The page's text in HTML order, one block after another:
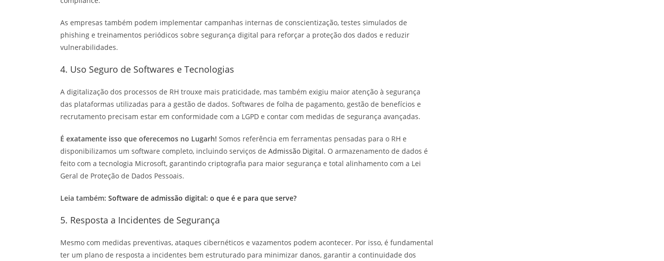
As empresas também podem implementar campanhas internas de conscientização, testes simulados de
phishing e treinamentos periódicos sobre segurança digital para reforçar a proteção dos dados e reduzir
vulnerabilidades.
4. Uso Seguro de Softwares e Tecnologias
A digitalização dos processos de RH trouxe mais praticidade, mas também exigiu maior atenção à segurança
das plataformas utilizadas para a gestão de dados. Softwares de folha de pagamento, gestão de benefícios e
recrutamento precisam estar em conformidade com a LGPD e contar com medidas de segurança avançadas.
É exatamente isso que oferecemos no Lugarh! Somos referência em ferramentas pensadas para o RH e
disponibilizamos um software completo, incluindo serviços de Admissão Digital. O armazenamento de dados é
feito com a tecnologia Microsoft, garantindo criptografia para maior segurança e total alinhamento com a Lei
Geral de Proteção de Dados Pessoais.
Leia também: Software de admissão digital: o que é e para que serve?
5. Resposta a Incidentes de Segurança
Mesmo com medidas preventivas, ataques cibernéticos e vazamentos podem acontecer. Por isso, é fundamental
ter um plano de resposta a incidentes bem estruturado para minimizar danos, garantir a continuidade dos